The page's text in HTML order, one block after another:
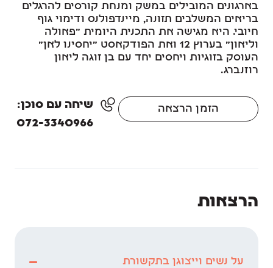
בארגונים המובילים במשק ומנחת קורסים להרגלים
בריאים המשלבים תזונה, מיינדפולנס ודימוי גוף
חיובי. היא מגישה את התכנית היומית "פאולה
וליאון" בערוץ 12 ואת הפודקאסט "יחסינו לאן"
העוסק בזוגיות ויחסים יחד עם בן זוגה ליאון
רוזנברג.
הזמן הרצאה
שיחה עם סוכן:
072-3340966
הרצאות
על נשים וייצוגן בתקשורת